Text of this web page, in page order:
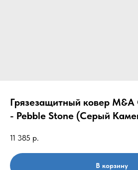
Грязезащитный ковер M&A
- Pebble Stone (Серый
11 385 р.
В корзину